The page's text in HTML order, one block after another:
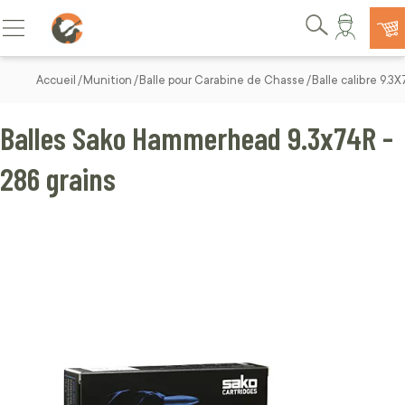
Allez au contenu
Basculer la navigation
Rechercher
Accueil Munition Balle pour Carabine de Chasse Balle calibre
Balles Sako Hammerhead 9.3x74R -
286 grains